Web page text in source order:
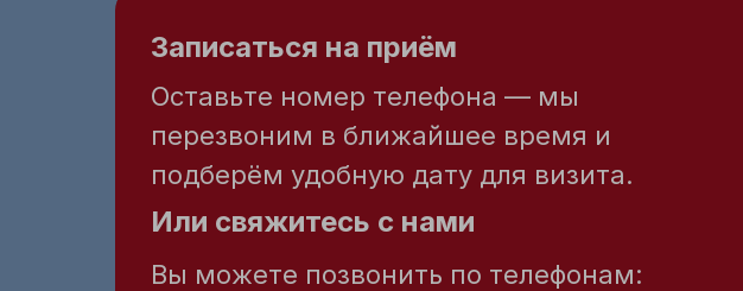
Записаться на приём
Оставьте номер телефона — мы
перезвоним в ближайшее время и
подберём удобную дату для визита.
Или свяжитесь с нами
Вы можете позвонить по телефонам: